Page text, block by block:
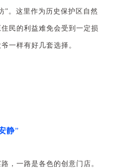
”。这里作为历史保护区自然
民的利益难免会受到一定损
一样有好几套选择。
静”
，一路是各色的创意门店。